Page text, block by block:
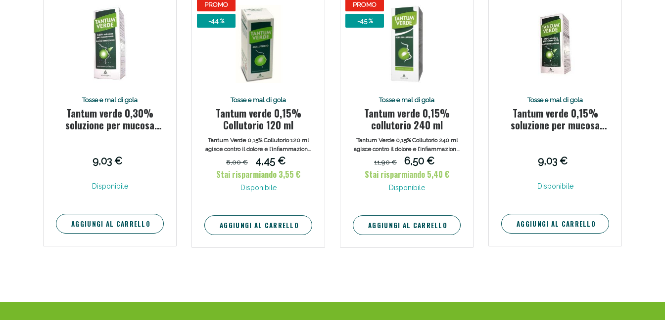
Tosse e mal di gola
Tantum verde 0,30%
soluzione per mucosa
9,03 €
Disponibile
AGGIUNGI AL CARRELLO
PROMO
-44 %
Tosse e mal di gola
Tantum verde 0,15%
Collutorio 120 ml
Tantum Verde 0,15% Collutorio 120 ml
agisce contro il dolore e l’infiammazione
della gola, della bocca e delle gengive e
manifesta anche proprietà disinfettanti
e una moderata azione anestetica di
superficie. Contiene un aroma di menta
che può dare una sensazione di
8,00 €
4,45 €
Stai risparmiando 3,55 €
Disponibile
AGGIUNGI AL CARRELLO
PROMO
-45 %
Tosse e mal di gola
Tantum verde 0,15%
collutorio 240 ml
Tantum Verde 0,15% Collutorio 240 ml
agisce contro il dolore e l’infiammazione
della gola, della bocca e delle gengive e
manifesta anche proprietà disinfettanti
e una moderata azione anestetica di
superficie. Contiene un aroma di menta
che può dare una sensazione di
11,90 €
6,50 €
Stai risparmiando 5,40 €
Disponibile
AGGIUNGI AL CARRELLO
Tosse e mal di gola
Tantum verde 0,15%
soluzione per mucosa
9,03 €
Disponibile
AGGIUNGI AL CARRELLO
Scopri le offerte di Oggi